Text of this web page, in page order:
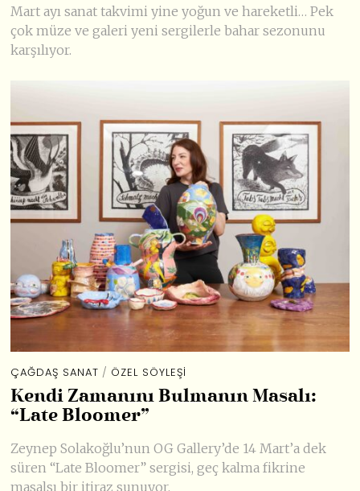
Mart ayı sanat takvimi yine yoğun ve hareketli… Pek
çok müze ve galeri yeni sergilerle bahar sezonunu
karşılıyor.
ÇAĞDAŞ SANAT / ÖZEL SÖYLEŞI
Kendi Zamanını Bulmanın Masalı:
“Late Bloomer”
Zeynep Solakoğlu’nun OG Gallery’de 14 Mart’a dek
süren “Late Bloomer” sergisi, geç kalma fikrine
masalsı bir itiraz sunuyor.